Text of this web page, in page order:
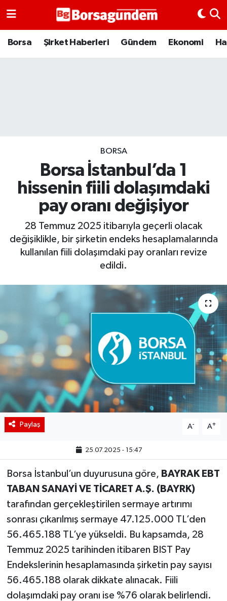
Borsa Şirket Haberleri Gündem Ekonomi
BORSA
Borsa İstanbul’da 1
hissenin fiili dolaşımdaki
pay oranı değişiyor
28 Temmuz 2025 itibarıyla geçerli olacak
değişiklikle, bir şirketin endeks hesaplamalarında
kullanılan fiili dolaşımdaki pay oranları revize
edildi.
Paylaş A- A+
25.07.2025 - 15:47
Borsa İstanbul’un duyurusuna göre, BAYRAK EBT
TABAN SANAYİ VE TİCARET A.Ş. (BAYRK)
tarafından gerçekleştirilen sermaye artırımı
sonrası çıkarılmış sermaye 47.125.000 TL’den
56.465.188 TL’ye yükseldi. Bu kapsamda, 28
Temmuz 2025 tarihinden itibaren BIST Pay
Endekslerinin hesaplamasında şirketin pay sayısı
56.465.188 olarak dikkate alınacak. Fiili
dolaşımdaki pay oranı ise %76 olarak belirlendi.
Borsa
Şirket Haberleri
BIST 100 Isı Haritası
Ekonomik Takvim
Kiripto Para Piyasası
Gizlilik Sözleşmesi
Hakkımızda
İletişim